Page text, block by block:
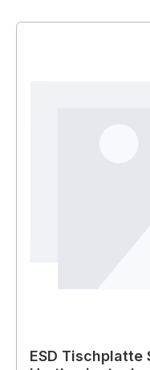
ESD Tischplatte